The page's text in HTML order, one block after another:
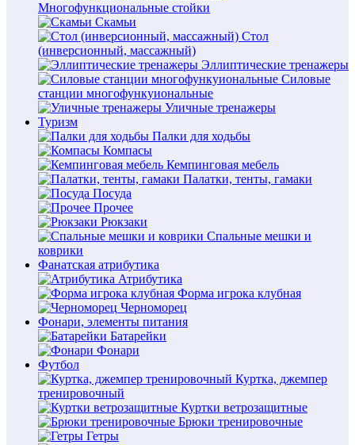
Многофункциональные стойки
Скамьи
Стол
(инверсионный, массажный)
Эллиптические тренажеры
Силовые
станции многофункуиональные
Уличные тренажеры
Туризм
Палки для ходьбы
Компасы
Кемпинговая мебель
Палатки, тенты, гамаки
Посуда
Прочее
Рюкзаки
Спальные мешки и
коврики
Фанатская атрибутика
Атрибутика
Форма игрока клубная
Черноморец
Фонари, элементы питания
Батарейки
Фонари
Футбол
Куртка, джемпер
тренировочный
Куртки ветрозащитные
Брюки тренировочные
Гетры